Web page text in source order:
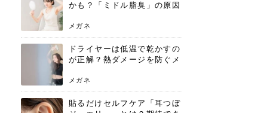
かも？「ミドル脂臭」の原因
術
メガネ
ドライヤーは低温で乾かすの
が正解？熱ダメージを防ぐメ
メガネ
貼るだけセルフケア「耳つぼ